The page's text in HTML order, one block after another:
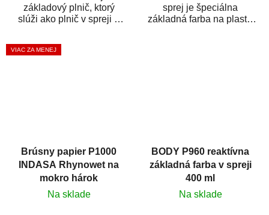
základový plnič, ktorý
slúži ako plnič v spreji a
zároveň. HB BODY...
sprej je špeciálna
základná farba na plasty,
VIAC ZA MENEJ
Brúsny papier P1000
INDASA Rhynowet na
mokro hárok
Na sklade
BODY P960 reaktívna
základná farba v spreji
400 ml
Na sklade